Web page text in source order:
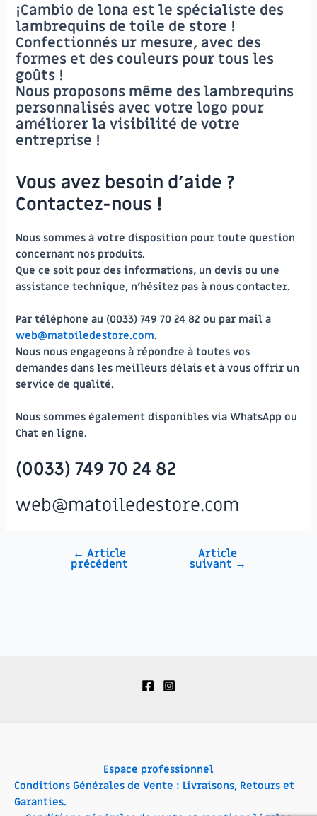
¡Cambio de lona est le spécialiste des
lambrequins de toile de store !
Confectionnés ur mesure, avec des
formes et des couleurs pour tous les
goûts !
Nous proposons même des lambrequins
personnalisés avec votre logo pour
améliorer la visibilité de votre
entreprise !
Vous avez besoin d’aide ?
Contactez-nous !
Nous sommes à votre disposition pour toute question
concernant nos produits.
Que ce soit pour des informations, un devis ou une
assistance technique, n’hésitez pas à nous contacter.
Par téléphone au (0033) 749 70 24 82 ou par mail a
web@matoiledestore.com.
Nous nous engageons à répondre à toutes vos
demandes dans les meilleurs délais et à vous offrir un
service de qualité.
Nous sommes également disponibles viaWhatsApp ou
Chat en ligne.
(0033) 749 70 24 82
web@matoiledestore.com
Navigation
← Article
précédent
Article
suivant →
Espace professionnel
Conditions Générales de Vente : Livraisons, Retours et
Garanties.